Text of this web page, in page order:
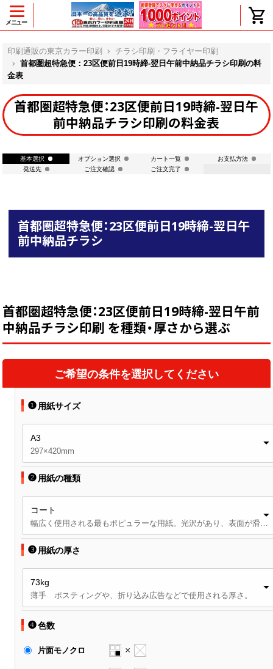
メニュー
印刷通販の東京カラー印刷
チラシ印刷・フライヤー印刷
首都圏超特急便：23区便前日19時締-翌日午前中納品チラシ印刷の料
金表
首都圏超特急便：23区便前日19時締-翌日午
前中納品チラシ印刷の料金表
基本選択 オプション選択 カート一覧
お支払方法
発送先
ご注文確認 ご注文完了
首都圏超特急便：23区便前日19時締-翌日午
前中納品チラシ
首都圏超特急便：23区便前日19時締-翌日午前
中納品チラシ印刷 を種類・厚さから選ぶ
ご希望の条件を選択してください
❶用紙サイズ
A3
297×420mm
❷用紙の種類
コート
幅広く使用される最もポピュラーな用紙。光沢があり、表面が滑らかです。
❸用紙の厚さ
73kg
薄手 ポスティングや、折り込み広告などで使用される厚さ。
❹色数
片面モノクロ
ヘルプ
よくある質問
入金・決済後、入金情報画面に反映され
ません。
出荷からお届けまでの日数を教えてくだ
さい。
領収書・納品書を発行は可能ですか？
初回特典の1000ポイントを使用するに
ユーザー登録ログイン
注文
校正・印刷
梱包・包装
商品別のよくある質問
季節商品